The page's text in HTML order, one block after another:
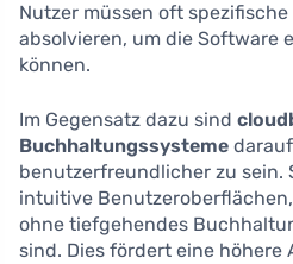
Nutzer müssen oft
absolvieren, um die Software
können.
Im Gegensatz dazu sind
Buchhaltungssysteme
benutzerfreundlicher zu sein.
intuitive
ohne tiefgehendes
sind. Dies fördert eine höhere